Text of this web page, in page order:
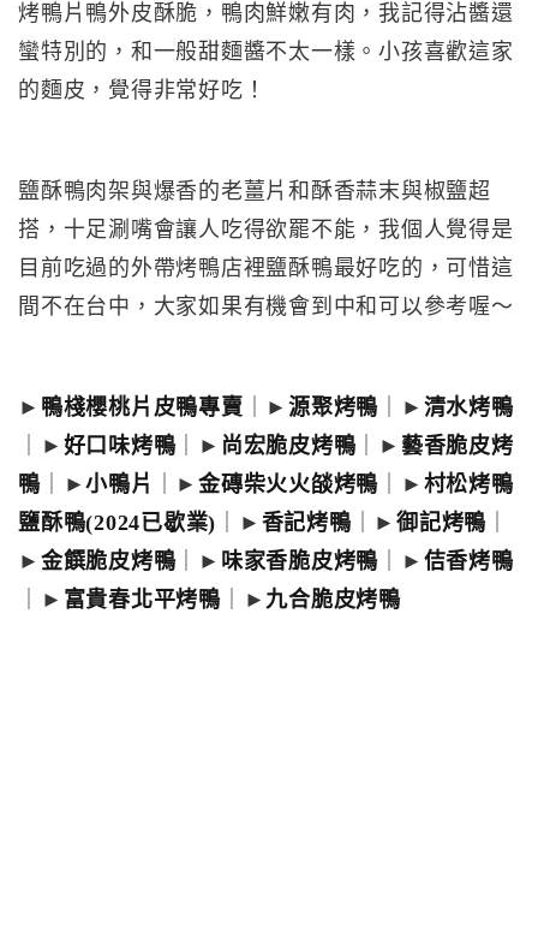
烤鴨片鴨外皮酥脆，鴨肉鮮嫩有肉，我記得沾醬還
蠻特別的，和一般甜麵醬不太一樣。小孩喜歡這家
的麵皮，覺得非常好吃！
鹽酥鴨肉架與爆香的老薑片和酥香蒜末與椒鹽超
搭，十足涮嘴會讓人吃得欲罷不能，我個人覺得是
目前吃過的外帶烤鴨店裡鹽酥鴨最好吃的，可惜這
間不在台中，大家如果有機會到中和可以參考喔～
► 鴨棧櫻桃片皮鴨專賣 ｜► 源聚烤鴨 ｜► 清水烤鴨
｜► 好口味烤鴨 ｜► 尚宏脆皮烤鴨 ｜► 藝香脆皮烤
鴨 ｜►小鴨片 ｜► 金磚柴火火燄烤鴨 ｜► 村松烤鴨
鹽酥鴨(2024已歇業) ｜► 香記烤鴨 ｜► 御記烤鴨
► 金饌脆皮烤鴨 ｜► 味家香脆皮烤鴨 ｜► 佶香烤鴨
｜► 富貴春北平烤鴨 ｜►九合脆皮烤鴨